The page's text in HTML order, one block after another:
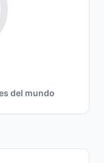
del mundo